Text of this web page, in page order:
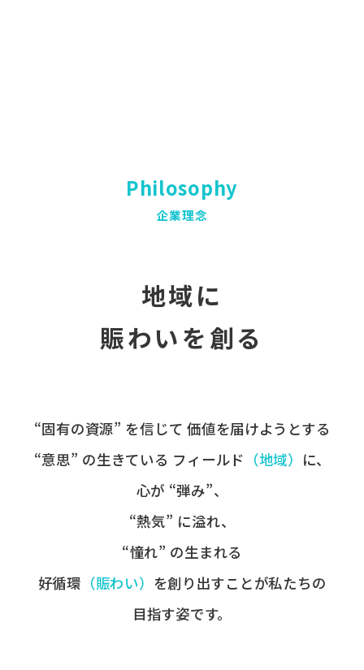
Philosophy
企業理念
地域に
賑わいを創る
“固有の​資源” を​信じて 価値を​届けようとする​
“意思” の​生きている フィールド ​（地域） に、
心が​ “弾み”、
“熱気” に​溢れ、
“憧れ” の​生まれる
好循環 ​（賑わい） を​創り出すことが​私たちの​
目指す姿です。​